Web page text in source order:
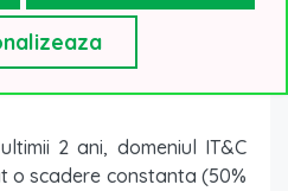
companii au fost cele din
2 ani, domeniul IT&C
o scadere constanta (50%